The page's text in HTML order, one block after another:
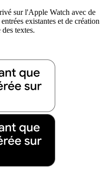
sur l'Apple Watch avec de
existantes et de création
textes.